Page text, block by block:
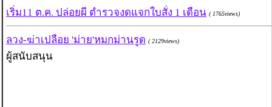
เริ่ม11 ต.ค. ปล่อยผี ตำรวจงดแจกใบสั่ง 1 เดือน ( 1765views)
ลวง-ฆ่าเปลือย 'ม่าย'หมกม่านรูด ( 2129views)
ผู้สนับสนุน